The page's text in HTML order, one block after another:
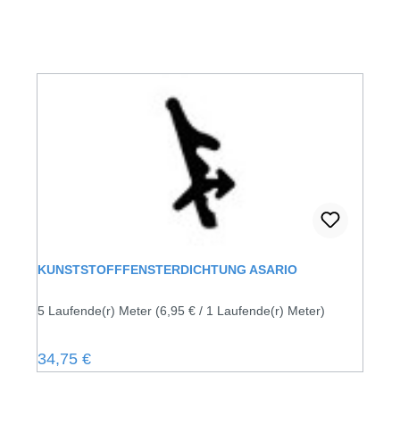
KUNSTSTOFFFENSTERDICHTUNG ASARIO
5 Laufende(r) Meter (6,95 € / 1 Laufende(r) Meter)
Regulärer Preis:
34,75 €